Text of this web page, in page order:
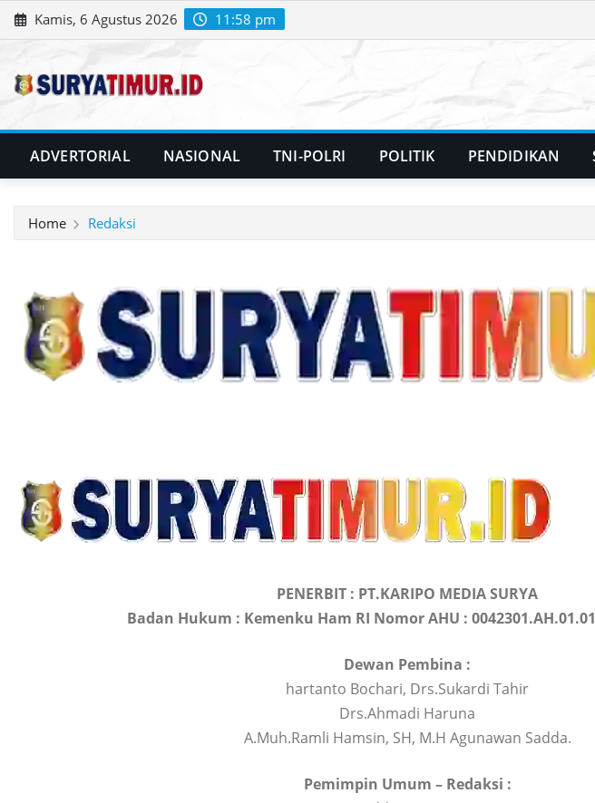
Skip
to
Kamis, 6 Agustus 2026 11:58 pm
ADVERTORIAL NASIONAL TNI-POLRI POLITIK PENDIDIKAN
Home Redaksi
PENERBIT : PT.KARIPO MEDIA SURYA
Badan Hukum : Kemenku Ham RI Nomor AHU :
Dewan Pembina :
hartanto Bochari, Drs.Sukardi Tahir
Drs.Ahmadi Haruna
A.Muh.Ramli Hamsin, SH, M.H Agunawan Sadda.
Pemimpin Umum – Redaksi :